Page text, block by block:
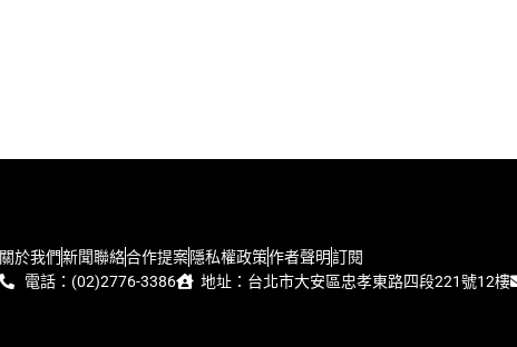
關於我們新聞聯絡合作提案隱私權政策作者聲明訂閱
電話：(02)2776-3386
地址：台北市大安區忠孝東路四段221號12樓